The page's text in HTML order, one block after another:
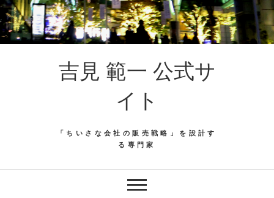
吉見 範一 公式サ
イト
「ちいさな会社の販売戦略」を設計す
る専門家